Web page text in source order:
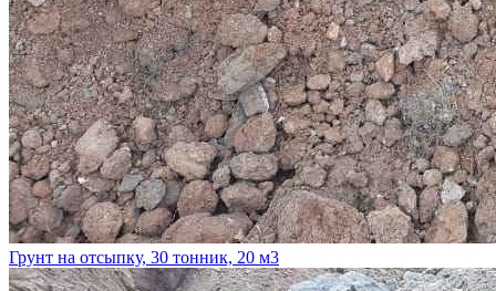
Грунт на отсыпку, 30 тонник, 20 м3